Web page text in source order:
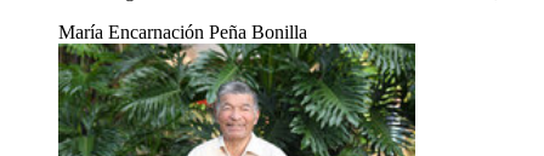
María Encarnación Peña Bonilla